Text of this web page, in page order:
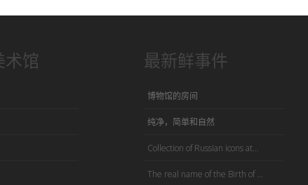
术馆 最新鲜事件
博物馆的房间
纯净，简单和自然
Collection of Russian icons at...
The real name of the Birth of ...